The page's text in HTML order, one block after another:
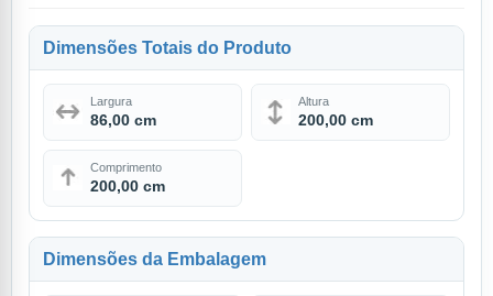
Dimensões Totais do Produto
Largura
86,00 cm
Altura
200,00 cm
Comprimento
200,00 cm
Dimensões da Embalagem